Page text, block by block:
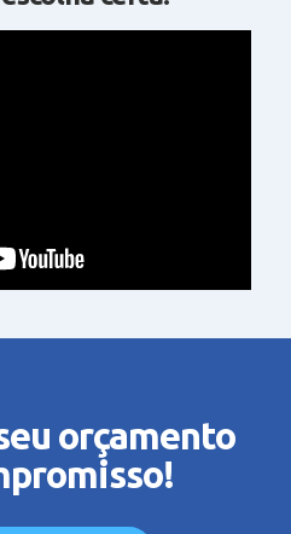
orçamento